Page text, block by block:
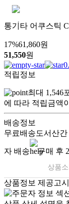
통기타 어쿠스틱
17%61,860원
51,550원
적립정보
최대 1,546
에 따라 적립금액
배송정보
무료배송도서산
자 배송 구매 후
상품소
상품정보 제공고시